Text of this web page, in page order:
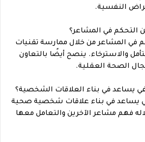
النفسية.
في المشاعر من خلال ممارسة تقنيات
والاسترخاء. ينصح أيضًا بالتعاون
الصحة العقلية.
يساعد في بناء علاقات شخصية صحية
فهم مشاعر الآخرين والتعامل معها